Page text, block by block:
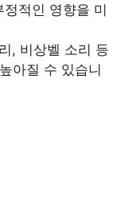
적인 영향을 미
, 비상벨 소리 등
아질 수 있습니